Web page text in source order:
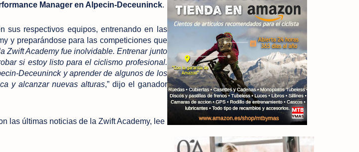
Manager en Alpecin-Deceuninck.
sus respectivos equipos, entrenando en las
y preparándose para las competiciones que
Zwift Academy fue inolvidable. Entrenar junto
si estoy listo para el ciclismo profesional.
Deceuninck y aprender de algunos de los
y alcanzar nuevas alturas,” dijo el ganador
las últimas noticias de la Zwift Academy, lee